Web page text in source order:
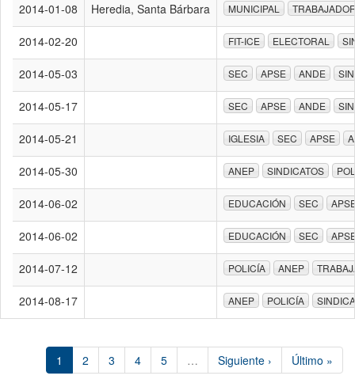
2014-01-08
Heredia, Santa Bárbara MUNICIPAL
2014-02-20 FIT-ICE ELECTORAL
2014-05-03 SEC APSE ANDE
2014-05-17 SEC APSE ANDE
2014-05-21 IGLESIA SEC APSE
2014-05-30 ANEP SINDICATOS
2014-06-02 EDUCACIÓN SEC
2014-06-02 EDUCACIÓN SEC
2014-07-12 POLICÍA ANEP
2014-08-17 ANEP POLICÍA
1 2 3 4 5 … Siguiente › Último »